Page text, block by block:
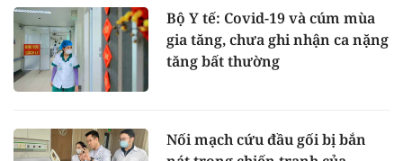
Bộ Y tế: Covid-19 và cúm mùa
gia tăng, chưa ghi nhận ca nặng
tăng bất thường
Nối mạch cứu đầu gối bị bắn